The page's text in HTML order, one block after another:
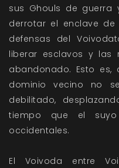
sus Ghouls de
derrotar el enclave de
defensas del
liberar esclavos y las
abandonado. Esto
dominio vecino no
debilitado,
tiempo que el
occidentales.
El Voivoda entre